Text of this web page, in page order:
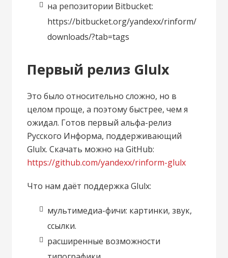
на репозитории Bitbucket:
https://bitbucket.org/yandexx/rinform/
downloads/?tab=tags
Первый релиз Glulx
Это было относительно сложно, но в
целом проще, а поэтому быстрее, чем я
ожидал. Готов первый альфа-релиз
Русского Информа, поддерживающий
Glulx. Скачать можно на GitHub:
https://github.com/yandexx/rinform-glulx
Что нам даёт поддержка Glulx:
мультимедиа-фичи: картинки, звук,
ссылки.
расширенные возможности